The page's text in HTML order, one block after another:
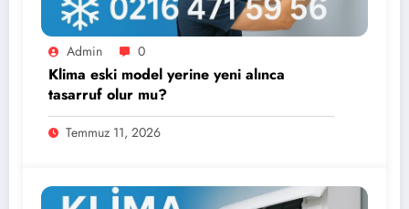
Admin 0
Klima eski model yerine yeni alınca
tasarruf olur mu?
Temmuz 11, 2026